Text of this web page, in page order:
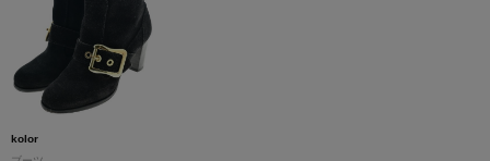
kolor